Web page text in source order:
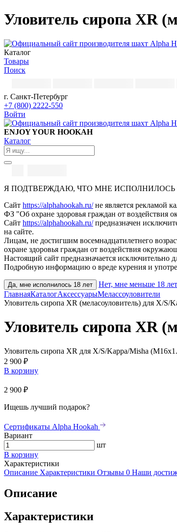
Уловитель сиропа XR
Каталог
Товары
Поиск
г. Санкт-Петербург
+7 (800) 2222-550
Войти
ENJOY YOUR HOOKAH
Каталог
Я ПОДТВЕРЖДАЮ, ЧТО МНЕ ИСПОЛНИЛОСЬ
Сайт https://alphahookah.ru/не является рекламой
ФЗ "Об охране здоровья граждан от воздействия
Сайт https://alphahookah.ru/предназначен
на сайте.
Лицам, не достигшим восемнадцатилетнего
охране здоровья граждан от воздействия
Настоящий сайт предназначается исключительно
Подробную информацию о вреде курения и
Да, мне исполнилось 18 лет
Нет, мне меньше 18 лет
ГлавнаяКаталогАксессуарыМелассоуловители
Уловитель сиропа XR (меласоуловитель) для X/S/
Уловитель сиропа XR
Уловитель сиропа XR для X/S/Kappa/Misha
2 900 ₽
В корзину
2 900 ₽
Ищешь лучший подарок?
Сертификаты Alpha Hookah
Вариант
шт
В корзину
Характеристики
Описание Характеристики Отзывы 0 Наши
Описание
Характеристики